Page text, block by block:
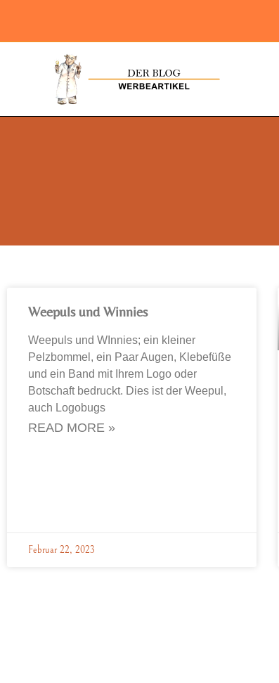
Weepuls und Winnies
Weepuls und WInnies; ein kleiner
Pelzbommel, ein Paar Augen, Klebefüße
und ein Band mit Ihrem Logo oder
Botschaft bedruckt. Dies ist der Weepul,
auch Logobugs
READ MORE »
Februar 22, 2023